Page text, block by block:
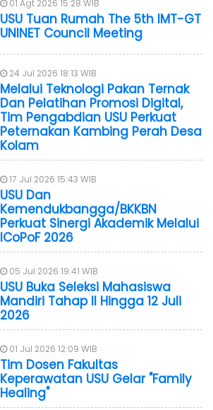
01 Agt 2026 15:28 WIB
USU Tuan Rumah The 5th IMT-GT
UNINET Council Meeting
24 Jul 2026 18:13 WIB
Melalui Teknologi Pakan Ternak
Dan Pelatihan Promosi Digital,
Tim Pengabdian USU Perkuat
Peternakan Kambing Perah Desa
Kolam
17 Jul 2026 15:43 WIB
USU Dan
Kemendukbangga/BKKBN
Perkuat Sinergi Akademik Melalui
ICoPoF 2026
05 Jul 2026 19:41 WIB
USU Buka Seleksi Mahasiswa
Mandiri Tahap II Hingga 12 Juli
2026
01 Jul 2026 12:09 WIB
Tim Dosen Fakultas
Keperawatan USU Gelar "Family
Healing"